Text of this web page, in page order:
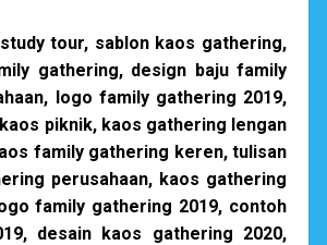
tour, sablon kaos gathering,
gathering, design baju family
logo family gathering 2019,
piknik, kaos gathering lengan
family gathering keren, tulisan
perusahaan, kaos gathering
family gathering 2019, contoh
desain kaos gathering 2020,